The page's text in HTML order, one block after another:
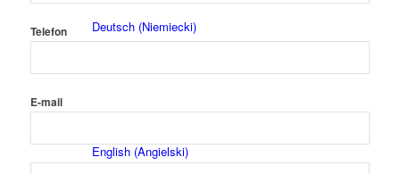
Deutsch(Niemiecki)
English(Angielski)
Telefon
E-mail